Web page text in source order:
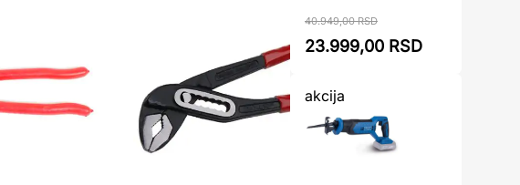
40.949,00 RSD
23.999,00 RSD
akcija